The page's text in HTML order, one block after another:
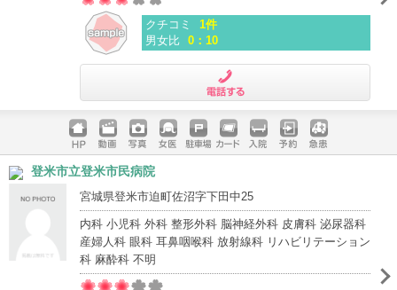
クチコミ
1件
男女比 0：10
ホームペ
ージ
動画 写真 女医 駐車場
クレジッ
入院 予約 急患
登米市立登米市民病院
宮城県登米市迫町佐沼字下田中25
内科 小児科 外科 整形外科 脳神経外科 皮膚科 泌尿器科
産婦人科 眼科 耳鼻咽喉科 放射線科 リハビリテーション
科 麻酔科 不明